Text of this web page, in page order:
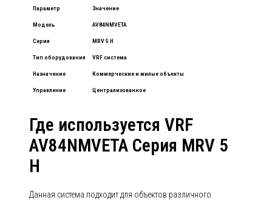
Параметр Значение
Модель AV84NMVETA
Серия MRV 5 H
Тип оборудования VRF система
Назначение Коммерческие и жилые объекты
Управление Централизованное
Где используется VRF
AV84NMVETA Серия MRV 5
H
Данная система подходит для объектов различного